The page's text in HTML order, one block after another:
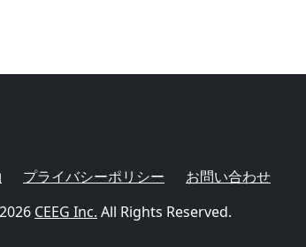
プライバシーポリシー
お問い合わせ
CEEG Inc. All Rights Reserved.